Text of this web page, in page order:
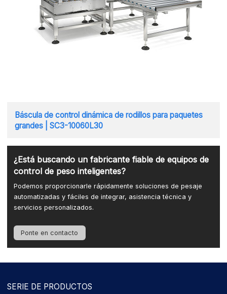
Báscula de control dinámica de rodillos para paquetes
grandes | SC3-10060L30
¿Está buscando un fabricante fiable de equipos de
control de peso inteligentes?
Podemos proporcionarle rápidamente soluciones de pesaje
automatizadas y fáciles de integrar, asistencia técnica y
servicios personalizados.
Ponte en contacto
SERIE DE PRODUCTOS